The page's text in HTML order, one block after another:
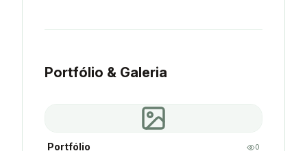
Portfólio & Galeria
Portfólio 0